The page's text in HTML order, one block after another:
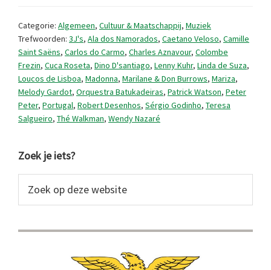
tot
Madonna
Categorie: Algemeen, Cultuur & Maatschappij, Muziek
Trefwoorden: 3J's, Ala dos Namorados, Caetano Veloso, Camille
Saint Saëns, Carlos do Carmo, Charles Aznavour, Colombe
Frezin, Cuca Roseta, Dino D'santiago, Lenny Kuhr, Linda de Suza,
Loucos de Lisboa, Madonna, Marilane & Don Burrows, Mariza,
Melody Gardot, Orquestra Batukadeiras, Patrick Watson, Peter
Peter, Portugal, Robert Desenhos, Sérgio Godinho, Teresa
Salgueiro, Thé Walkman, Wendy Nazaré
Primaire
Sidebar
Zoek je iets?
op
website